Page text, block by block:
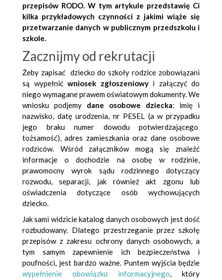
przepisów RODO. W tym artykule przedstawię Ci
kilka przykładowych czynności z jakimi wiąże się
przetwarzanie danych w publicznym przedszkolu i
szkole.
Zacznijmy od rekrutacji
Żeby zapisać dziecko do szkoły rodzice zobowiązani
są wypełnić wniosek zgłoszeniowyi załączyć do
niego wymagane prawem oświatowym dokumenty. We
wniosku podjemy dane osobowe dziecka: imię i
nazwisko, datę urodzenia, nr PESEL (a w przypadku
jego braku numer dowodu potwierdzającego
tożsamość), adres zamieszkania oraz dane osobowe
rodziców. Wśród załączników mogą się znaleźć
informacje o dochodzie na osobę w rodzinie,
prawomocny wyrok sądu rodzinnego dotyczący
rozwodu, separacji, jak również akt zgonu lub
oświadczenia dotyczące osób wychowujących
dziecko.
Jak sami widzicie katalog danych osobowych jest dość
rozbudowany. Dlatego przestrzeganie przez szkołę
przepisów z zakresu ochrony danych osobowych, a
tym samym zapewnienie ich bezpieczeństwa i
poufności, jest bardzo ważne. Puntem wyjścia będzie
wypełnienie obowiązku informacyjnego, który